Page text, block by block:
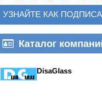
УЗНАЙТЕ КАК
Каталог
DisaGlass